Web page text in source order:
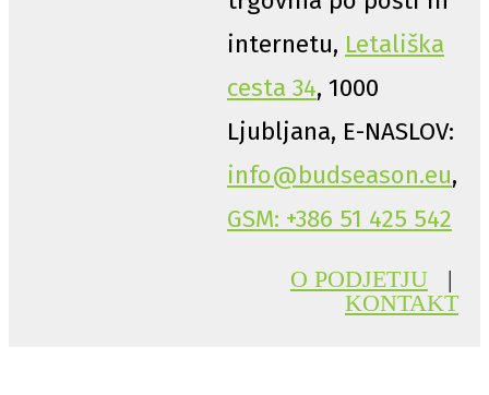
internetu, Letališka
cesta 34, 1000
Ljubljana, E-NASLOV:
info@budseason.eu,
GSM: +386 51 425 542
O PODJETJU |
KONTAKT